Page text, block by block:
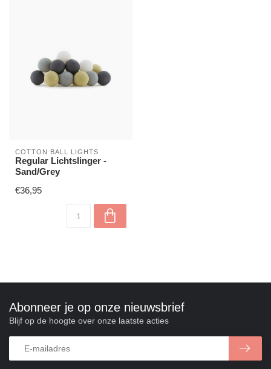
COTTON BALL LIGHTS
Regular Lichtslinger -
Sand/Grey
€36,95
Abonneer je op onze nieuwsbrief
Blijf op de hoogte over onze laatste acties